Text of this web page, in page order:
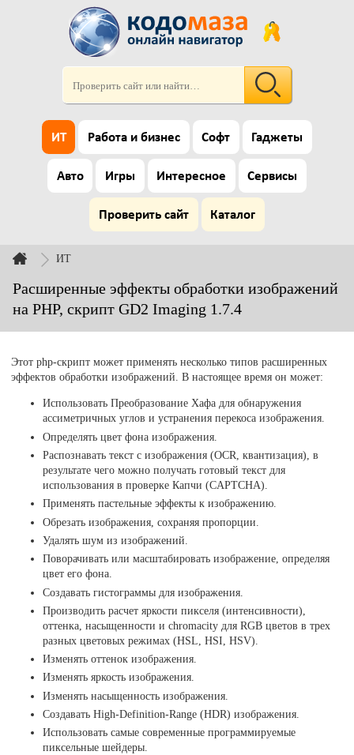
ИТ Работа и бизнес Софт Гаджеты
Авто Игры Интересное Сервисы
Проверить сайт Каталог
ИТ
Расширенные эффекты обработки изображений
на PHP, скрипт GD2 Imaging 1.7.4
Этот php-скрипт может применять несколько типов расширенных
эффектов обработки изображений. В настоящее время он может:
Использовать Преобразование Хафа для обнаружения
ассиметричных углов и устранения перекоса изображения.
Определять цвет фона изображения.
Распознавать текст с изображения (OCR, квантизация), в
результате чего можно получать готовый текст для
использования в проверке Капчи (CAPTCHA).
Применять пастельные эффекты к изображению.
Обрезать изображения, сохраняя пропорции.
Удалять шум из изображений.
Поворачивать или масштабировать изображение, определяя
цвет его фона.
Создавать гистограммы для изображения.
Производить расчет яркости пикселя (интенсивности),
оттенка, насыщенности и chromacity для RGB цветов в трех
разных цветовых режимах (HSL, HSI, HSV).
Изменять оттенок изображения.
Изменять яркость изображения.
Изменять насыщенность изображения.
Создавать High-Definition-Range (HDR) изображения.
Использовать самые современные программируемые
пиксельные шейдеры.